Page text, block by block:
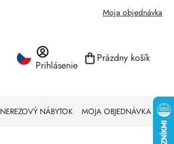
Moja objednávka
Prihlásenie NÁKUPNÝ
Prázdny košík
NEREZOVÝ NÁBYTOK MOJA OBJEDNÁVKA